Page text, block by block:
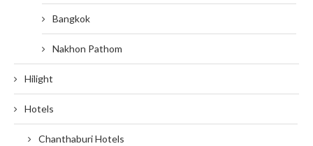
Bangkok
Nakhon Pathom
Hilight
Hotels
Chanthaburi Hotels